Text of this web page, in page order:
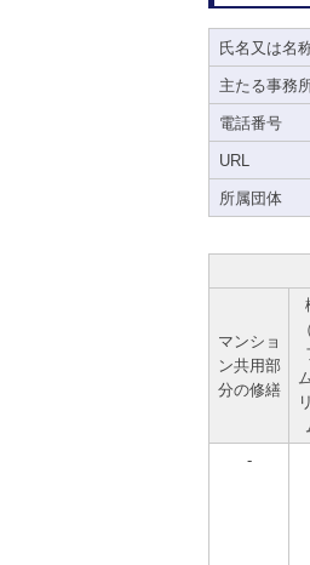
氏名又は名
主たる事務
電話番号
URL
所属団体
マンショ
ン共用部
分の修繕
-